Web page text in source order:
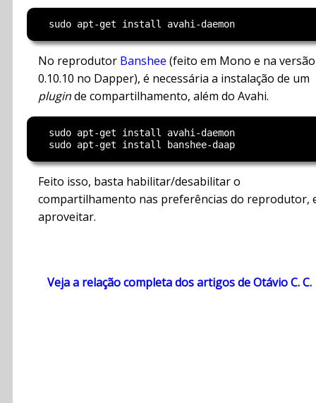
No reprodutor Banshee (feito em Mono e na versão
0.10.10 no Dapper), é necessária a instalação de um
pluginde compartilhamento, além do Avahi.
  sudo apt-get install avahi-daemon
Feito isso, basta habilitar/desabilitar o
compartilhamento nas preferências do reprodutor,
aproveitar.
Veja a relação completa dos artigos de Otávio C. C.